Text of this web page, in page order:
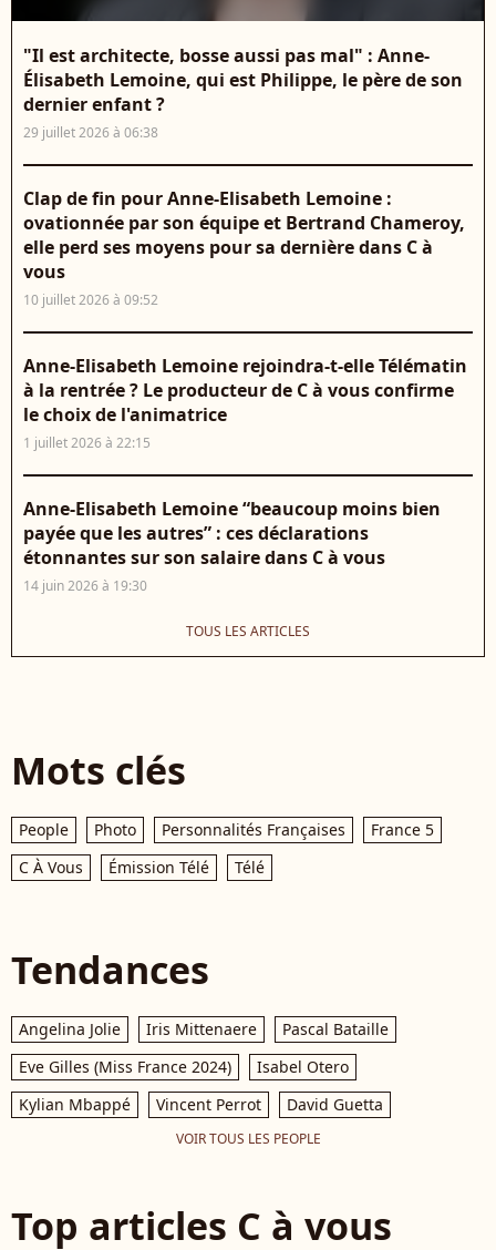
"Il est architecte, bosse aussi pas mal" : Anne-
Élisabeth Lemoine, qui est Philippe, le père de son
dernier enfant ?
29 juillet 2026 à 06:38
Clap de fin pour Anne-Elisabeth Lemoine :
ovationnée par son équipe et Bertrand Chameroy,
elle perd ses moyens pour sa dernière dans C à
vous
10 juillet 2026 à 09:52
Anne-Elisabeth Lemoine rejoindra-t-elle Télématin
à la rentrée ? Le producteur de C à vous confirme
le choix de l'animatrice
1 juillet 2026 à 22:15
Anne-Elisabeth Lemoine “beaucoup moins bien
payée que les autres” : ces déclarations
étonnantes sur son salaire dans C à vous
14 juin 2026 à 19:30
TOUS LES ARTICLES
Mots clés
People Photo Personnalités Françaises
France 5
C À Vous
Émission Télé Télé
Tendances
Angelina Jolie Iris Mittenaere
Pascal Bataille
Eve Gilles (Miss France 2024)
Isabel Otero
Kylian Mbappé
Vincent Perrot David Guetta
VOIR TOUS LES PEOPLE
Top articles C à vous